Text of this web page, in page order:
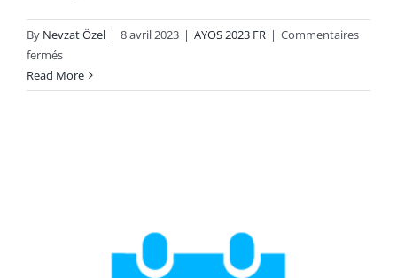
By Nevzat Özel | 8 avril 2023 | AYOS 2023 FR | Commentaires
ferméssur
Frais
d’examen
Read More